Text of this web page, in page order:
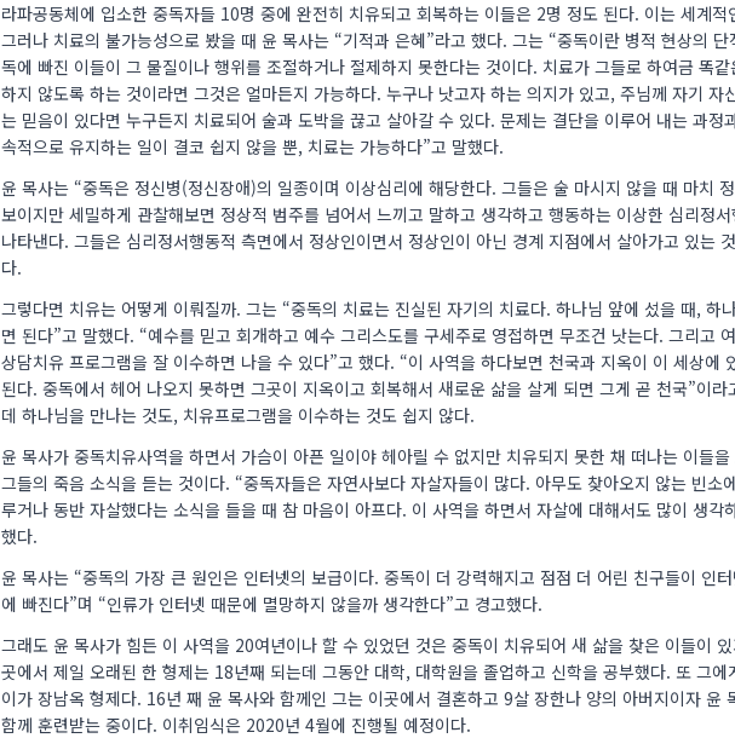
라파공동체에 입소한 중독자들 10명 중에 완전히 치유되고 회복하는 이들은 2명 정도 된다. 이는 세계적
그러나 치료의 불가능성으로 봤을 때 윤 목사는 “기적과 은혜”라고 했다. 그는 “중독이란 병적 현상의 단
독에 빠진 이들이 그 물질이나 행위를 조절하거나 절제하지 못한다는 것이다. 치료가 그들로 하여금 똑같
하지 않도록 하는 것이라면 그것은 얼마든지 가능하다. 누구나 낫고자 하는 의지가 있고, 주님께 자기 자
는 믿음이 있다면 누구든지 치료되어 술과 도박을 끊고 살아갈 수 있다. 문제는 결단을 이루어 내는 과정
속적으로 유지하는 일이 결코 쉽지 않을 뿐, 치료는 가능하다”고 말했다.
윤 목사는 “중독은 정신병(정신장애)의 일종이며 이상심리에 해당한다. 그들은 술 마시지 않을 때 마치
보이지만 세밀하게 관찰해보면 정상적 범주를 넘어서 느끼고 말하고 생각하고 행동하는 이상한 심리정
나타낸다. 그들은 심리정서행동적 측면에서 정상인이면서 정상인이 아닌 경계 지점에서 살아가고 있는
다.
그렇다면 치유는 어떻게 이뤄질까. 그는 “중독의 치료는 진실된 자기의 치료다. 하나님 앞에 섰을 때, 하
면 된다”고 말했다. “예수를 믿고 회개하고 예수 그리스도를 구세주로 영접하면 무조건 낫는다. 그리고
상담치유 프로그램을 잘 이수하면 나을 수 있다”고 했다. “이 사역을 하다보면 천국과 지옥이 이 세상에
된다. 중독에서 헤어 나오지 못하면 그곳이 지옥이고 회복해서 새로운 삶을 살게 되면 그게 곧 천국”이라
데 하나님을 만나는 것도, 치유프로그램을 이수하는 것도 쉽지 않다.
윤 목사가 중독치유사역을 하면서 가슴이 아픈 일이야 헤아릴 수 없지만 치유되지 못한 채 떠나는 이들
그들의 죽음 소식을 듣는 것이다. “중독자들은 자연사보다 자살자들이 많다. 아무도 찾아오지 않는 빈소
루거나 동반 자살했다는 소식을 들을 때 참 마음이 아프다. 이 사역을 하면서 자살에 대해서도 많이 생각
했다.
윤 목사는 “중독의 가장 큰 원인은 인터넷의 보급이다. 중독이 더 강력해지고 점점 더 어린 친구들이 인
에 빠진다”며 “인류가 인터넷 때문에 멸망하지 않을까 생각한다”고 경고했다.
그래도 윤 목사가 힘든 이 사역을 20여년이나 할 수 있었던 것은 중독이 치유되어 새 삶을 찾은 이들이
곳에서 제일 오래된 한 형제는 18년째 되는데 그동안 대학, 대학원을 졸업하고 신학을 공부했다. 또 그에
이가 장남옥 형제다. 16년 째 윤 목사와 함께인 그는 이곳에서 결혼하고 9살 장한나 양의 아버지이자 윤
함께 훈련받는 중이다. 이취임식은 2020년 4월에 진행될 예정이다.